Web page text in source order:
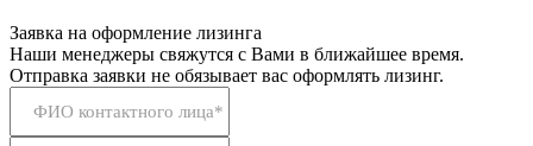
Заявка на оформление лизинга
Наши менеджеры свяжутся с Вами в ближайшее время.
Отправка заявки не обязывает вас оформлять лизинг.
ФИО контактного лица*